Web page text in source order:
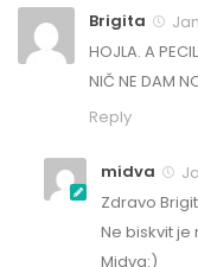
Brigita
HOJLA. A
NIČ NE DAM
Reply
midva
Zdravo
Ne biskvit
Midva:)